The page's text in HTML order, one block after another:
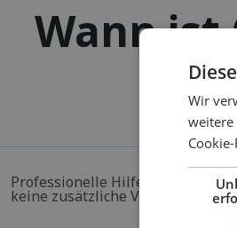
Wann
Professionelle Hilfe, auch wenn
keine zusätzliche Versicherung
Wir
weitere